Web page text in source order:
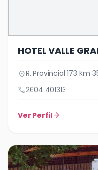
HOTEL VALLE
location_onR. Provincial 173 Km
call2604 401313
Ver Perfilarrow_forward